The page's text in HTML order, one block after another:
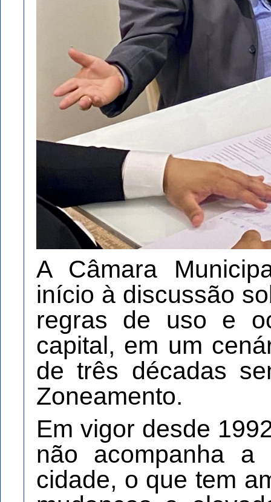
A Câmara
início à discussão
regras de uso e
capital, em um
de três décadas
Zoneamento.
Em vigor desde
não acompanha a
cidade, o que tem